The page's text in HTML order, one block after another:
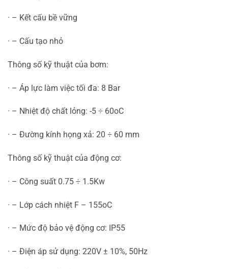
· – Kết cấu bề vững
· – Cấu tạo nhỏ
Thông số kỹ thuật của bơm:
· – Áp lực làm việc tối đa: 8 Bar
· – Nhiệt độ chất lỏng: -5 ÷ 60oC
· – Đường kính họng xả: 20 ÷ 60 mm
Thông số kỹ thuật của động cơ:
· – Công suất 0.75 ÷ 1.5Kw
· – Lớp cách nhiệt F – 155oC
· – Mức độ bảo vệ động cơ: IP55
· – Điện áp sử dụng: 220V ± 10%, 50Hz